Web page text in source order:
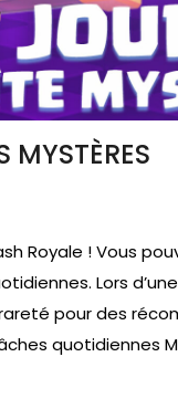
Royale ! Vous
Lors
pour des
quotidiennes